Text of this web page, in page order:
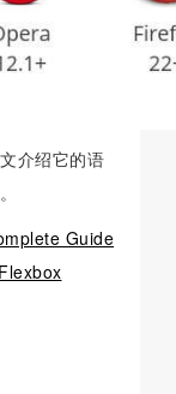
介绍它的语
Guide